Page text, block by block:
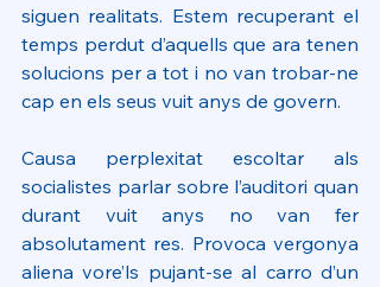
siguen realitats. Estem recuperant el
temps perdut d’aquells que ara tenen
solucions per a tot i no van trobar-ne
cap en els seus vuit anys de govern.
Causa perplexitat escoltar als
socialistes parlar sobre l’auditori quan
durant vuit anys no van fer
absolutament res. Provoca vergonya
aliena vore’ls pujant-se al carro d’un